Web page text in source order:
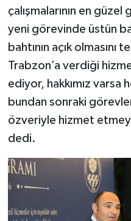
çalışmalarının en
yeni görevinde üstün
bahtının açık
Trabzon’a verdiği
ediyor, hakkımız varsa
bundan sonraki
özveriyle hizmet
dedi.